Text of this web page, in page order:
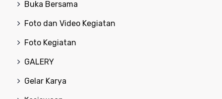
Buka Bersama
Foto dan Video Kegiatan
Foto Kegiatan
GALERY
Gelar Karya